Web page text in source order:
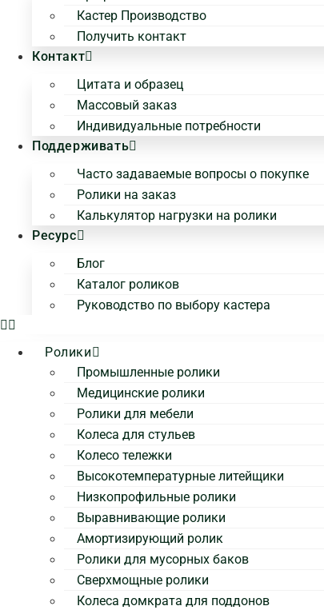
Кастер Производство
Получить контакт
Контакт
Цитата и образец
Массовый заказ
Индивидуальные потребности
Поддерживать
Часто задаваемые вопросы о покупке
Ролики на заказ
Калькулятор нагрузки на ролики
Ресурс
Блог
Каталог роликов
Руководство по выбору кастера
Ролики
Промышленные ролики
Медицинские ролики
Ролики для мебели
Колеса для стульев
Колесо тележки
Высокотемпературные литейщики
Низкопрофильные ролики
Выравнивающие ролики
Амортизирующий ролик
Ролики для мусорных баков
Сверхмощные ролики
Колеса домкрата для поддонов